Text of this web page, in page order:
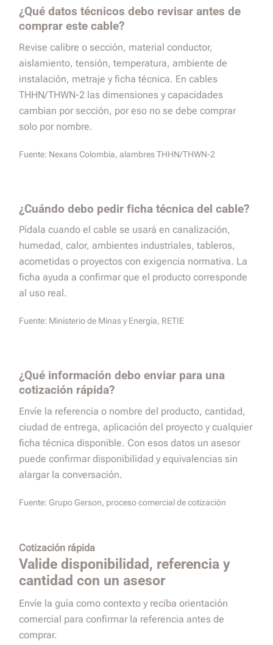
¿Qué datos técnicos debo revisar antes de
comprar este cable?
Revise calibre o sección, material conductor,
aislamiento, tensión, temperatura, ambiente de
instalación, metraje y ficha técnica. En cables
THHN/THWN-2 las dimensiones y capacidades
cambian por sección, por eso no se debe comprar
solo por nombre.
Fuente: Nexans Colombia, alambres THHN/THWN-2
¿Cuándo debo pedir ficha técnica del cable?
Pídala cuando el cable se usará en canalización,
humedad, calor, ambientes industriales, tableros,
acometidas o proyectos con exigencia normativa. La
ficha ayuda a confirmar que el producto corresponde
al uso real.
Fuente: Ministerio de Minas y Energía, RETIE
¿Qué información debo enviar para una
cotización rápida?
Envíe la referencia o nombre del producto, cantidad,
ciudad de entrega, aplicación del proyecto y cualquier
ficha técnica disponible. Con esos datos un asesor
puede confirmar disponibilidad y equivalencias sin
alargar la conversación.
Fuente: Grupo Gerson, proceso comercial de cotización
Cotización rápida
Valide disponibilidad, referencia y
cantidad con un asesor
Envíe la guía como contexto y reciba orientación
comercial para confirmar la referencia antes de
comprar.